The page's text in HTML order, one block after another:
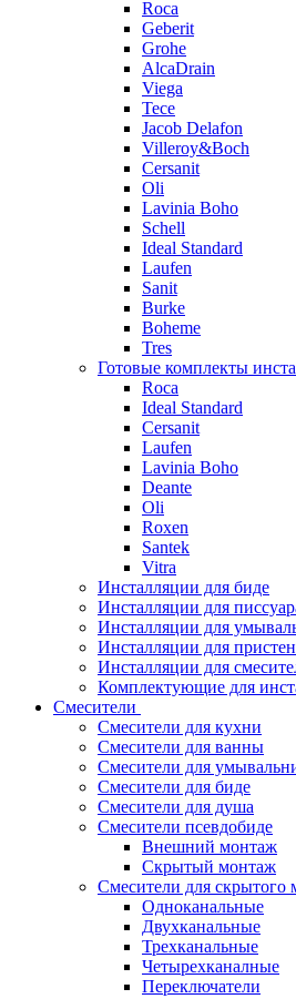
Roca
Geberit
Grohe
AlcaDrain
Viega
Tece
Jacob Delafon
Villeroy&Boch
Cersanit
Oli
Lavinia Boho
Schell
Ideal Standard
Laufen
Sanit
Burke
Boheme
Tres
Готовые комплекты
Roca
Ideal Standard
Cersanit
Laufen
Lavinia Boho
Deante
Oli
Roxen
Santek
Vitra
Инсталляции для биде
Инсталляции для
Инсталляции для
Инсталляции для
Инсталляции для
Комплектующие для
Смесители
Смесители для кухни
Смесители для ванны
Смесители для
Смесители для биде
Смесители для душа
Смесители псевдобиде
Внешний монтаж
Скрытый монтаж
Смесители для скрытого
Одноканальные
Двухканальные
Трехканальные
Четырехканалные
Переключатели